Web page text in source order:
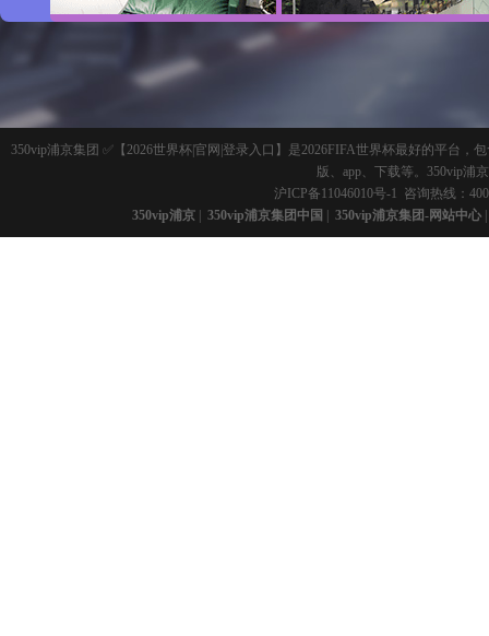
350vip浦京集团 ✅【2026世界杯|官网|登录入口】是2026FIFA世界杯最好的平台
版、app、下载等。350vip浦
沪ICP备11046010号-1 咨询热线：
350vip浦京
350vip浦京集团中国 350vip浦京集团-网站中心